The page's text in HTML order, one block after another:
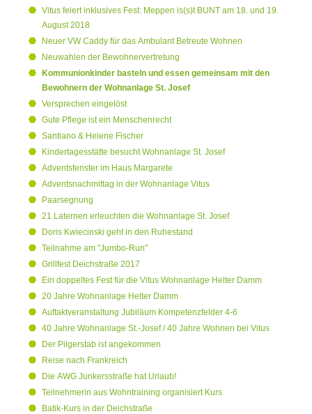
Vitus feiert inklusives Fest: Meppen is(s)t BUNT am 18. und 19.
August 2018
Neuer VW Caddy für das Ambulant Betreute Wohnen
Neuwahlen der Bewohnervertretung
Kommunionkinder basteln und essen gemeinsam mit den
Bewohnern der Wohnanlage St. Josef
Versprechen eingelöst
Gute Pflege ist ein Menschenrecht
Santiano & Helene Fischer
Kindertagesstätte besucht Wohnanlage St. Josef
Adventsfenster im Haus Margarete
Adventsnachmittag in der Wohnanlage Vitus
Paarsegnung
21 Laternen erleuchten die Wohnanlage St. Josef
Doris Kwiecinski geht in den Ruhestand
Teilnahme am "Jumbo-Run"
Grillfest Deichstraße 2017
Ein doppeltes Fest für die Vitus Wohnanlage Helter Damm
20 Jahre Wohnanlage Helter Damm
Auftaktveranstaltung Jubiläum Kompetenzfelder 4-6
40 Jahre Wohnanlage St.-Josef / 40 Jahre Wohnen bei Vitus
Der Pilgerstab ist angekommen
Reise nach Frankreich
Die AWG Junkersstraße hat Urlaub!
Teilnehmerin aus Wohntraining organisiert Kurs
Batik-Kurs in der Deichstraße